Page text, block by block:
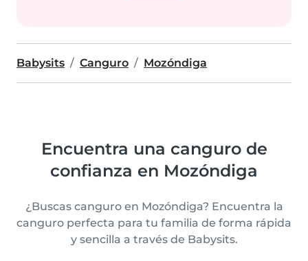
Babysits Canguro Mozóndiga
Encuentra una canguro de
confianza en Mozóndiga
¿Buscas canguro en Mozóndiga? Encuentra la
canguro perfecta para tu familia de forma rápida
y sencilla a través de Babysits.